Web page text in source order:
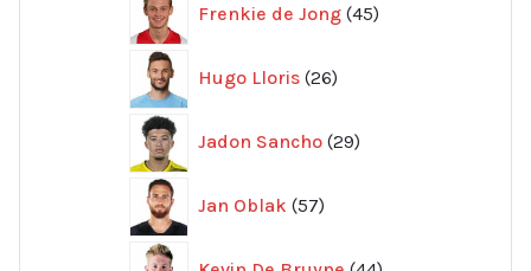
Frenkie de Jong 45
produkter
Hugo Lloris 26
produkter
Jadon Sancho 29
produkter
Jan Oblak 57
produkter